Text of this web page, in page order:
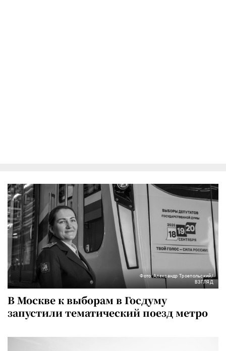
Фото: Александр Троепольский/
ВЗГЛЯД
В Москве к выборам в Госдуму
запустили тематический поезд метро